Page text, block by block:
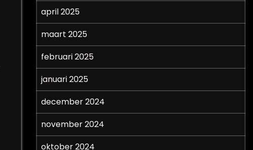
april 2025
maart 2025
februari 2025
januari 2025
december 2024
november 2024
oktober 2024